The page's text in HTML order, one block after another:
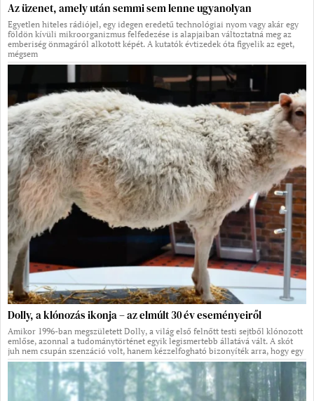
Az üzenet, amely után semmi sem lenne ugyanolyan
Egyetlen hiteles rádiójel, egy idegen eredetű technológiai nyom vagy akár egy
földön kívüli mikroorganizmus felfedezése is alapjaiban változtatná meg az
emberiség önmagáról alkotott képét. A kutatók évtizedek óta figyelik az eget,
mégsem
Dolly, a klónozás ikonja – az elmúlt 30 év eseményeiről
Amikor 1996-ban megszületett Dolly, a világ első felnőtt testi sejtből klónozott
emlőse, azonnal a tudománytörténet egyik legismertebb állatává vált. A skót
juh nem csupán szenzáció volt, hanem kézzelfogható bizonyíték arra, hogy egy